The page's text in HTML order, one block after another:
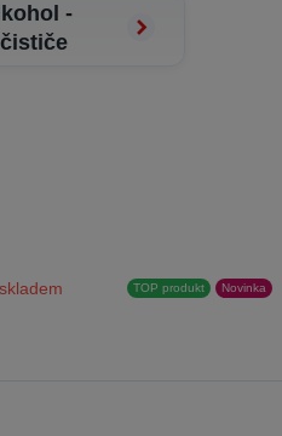
-
TOP produkt Novinka